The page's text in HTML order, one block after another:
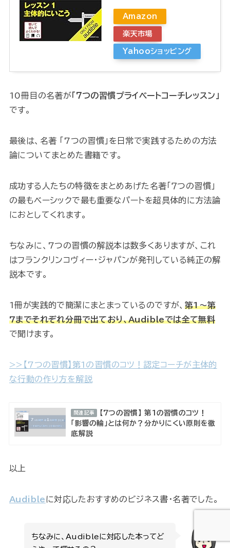
Amazon
楽天市場
Yahooショッピング
10冊目の名著が 「７つの習慣プライベートコーチレッスン」
です。
最後は、名著 「7つの習慣」を日常で実践するための方法
論についてまとめた書籍です。
成功する人たちの特徴をまとめあげた名著「７つの習慣」
の最もベーシックで最も重要なパートを超具体的に方法論
におとしてくれます。
ちなみに、7つの習慣の解説本は数多くありますが、これ
はフランクリンコヴィー・ジャパンが発刊している純正の解
説本です。
1冊が実践的で簡潔にまとまっているのですが、 第1〜第
7までそれぞれ分冊で出ており、Audibleでは全て無料
で聞けます。
>>【7つの習慣】第1の習慣のコツ！認定コーチが主体的
な行動の作り方を解説
関連記事
【7つの習慣】 第1の習慣のコツ！
「影響の輪」とは何か？分かりにくい原則を徹
底解説
以上
Audibleに対応したおすすめのビジネス書・名著でした。
ちなみに、Audibleに対応した本ってど